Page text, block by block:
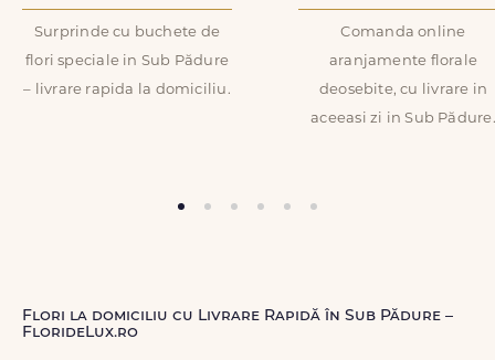
Surprinde cu buchete de
flori speciale in Sub Pădure
– livrare rapida la domiciliu.
Comanda online
aranjamente florale
deosebite, cu livrare in
aceeasi zi in Sub Pădure.
Flori la domiciliu cu Livrare Rapidă în Sub Pădure –
FlorideLux.ro